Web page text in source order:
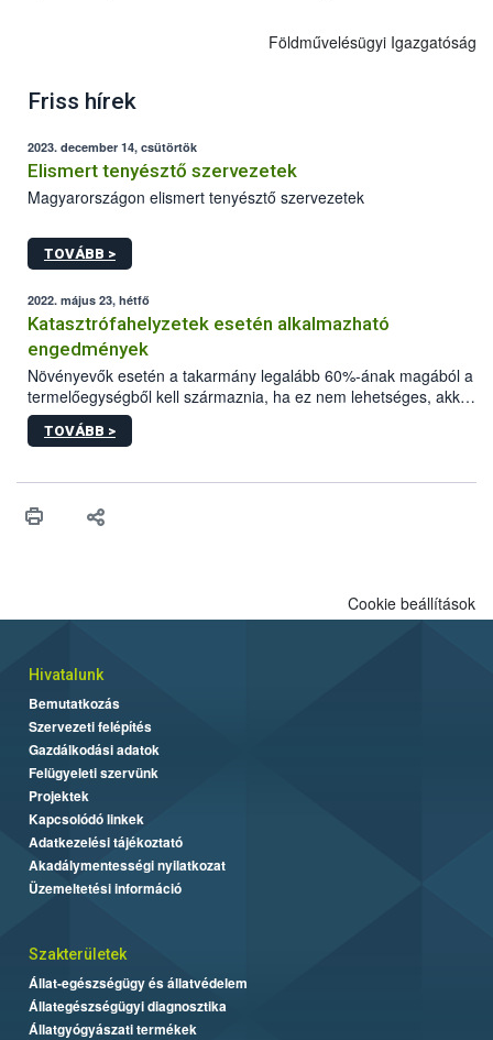
Földművelésügyi Igazgatóság
Friss hírek
2023. december 14, csütörtök
Elismert tenyésztő szervezetek
Magyarországon elismert tenyésztő szervezetek
TOVÁBB >
2022. május 23, hétfő
Katasztrófahelyzetek esetén alkalmazható
engedmények
Növényevők esetén a takarmány legalább 60%-ának magából a
termelőegységből kell származnia, ha ez nem lehetséges, akkor
más ökológiai gazdaságokkal együttműködésben kell előállítani.
Az emlősök táplálása során előtérbe kell helyezni az anyatejes
TOVÁBB >
Cookie beállítások
Hivatalunk
Bemutatkozás
Szervezeti felépítés
Gazdálkodási adatok
Felügyeleti szervünk
Projektek
Kapcsolódó linkek
Adatkezelési tájékoztató
Akadálymentességi nyilatkozat
Üzemeltetési információ
Szakterületek
Állat-egészségügy és állatvédelem
Állategészségügyi diagnosztika
Állatgyógyászati termékek